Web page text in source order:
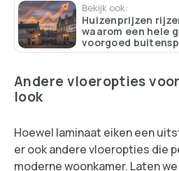
Bekijk ook:
Huizenprijzen
waarom een hele
voorgoed
Andere vloeropties
look
Hoewel laminaat eiken een
er ook andere vloeropties die
moderne woonkamer. Laten